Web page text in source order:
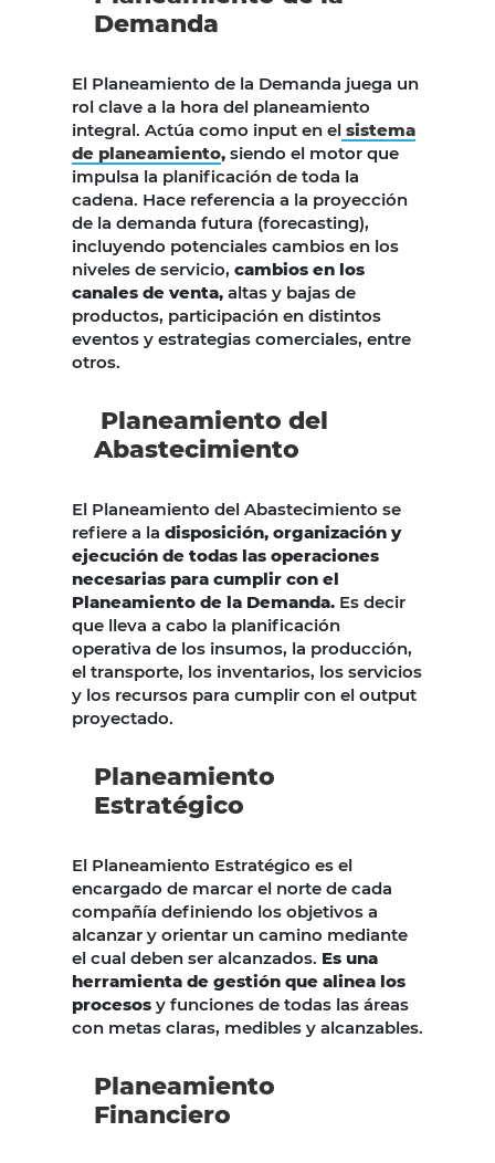
Demanda
El Planeamiento de la Demanda juega un
rol clave a la hora del planeamiento
integral. Actúa como input en el sistema
de planeamiento, siendo el motor que
impulsa la planificación de toda la
cadena. Hace referencia a la proyección
de la demanda futura (forecasting),
incluyendo potenciales cambios en los
niveles de servicio, cambios en los
canales de venta, altas y bajas de
productos, participación en distintos
eventos y estrategias comerciales, entre
otros.
Planeamiento del
Abastecimiento
El Planeamiento del Abastecimiento se
refiere a la disposición, organización y
ejecución de todas las operaciones
necesarias para cumplir con el
Planeamiento de la Demanda. Es decir
que lleva a cabo la planificación
operativa de los insumos, la producción,
el transporte, los inventarios, los servicios
y los recursos para cumplir con el output
proyectado.
Planeamiento
Estratégico
El Planeamiento Estratégico es el
encargado de marcar el norte de cada
compañía definiendo los objetivos a
alcanzar y orientar un camino mediante
el cual deben ser alcanzados. Es una
herramienta de gestión que alinea los
procesos y funciones de todas las áreas
con metas claras, medibles y alcanzables.
Planeamiento
Financiero